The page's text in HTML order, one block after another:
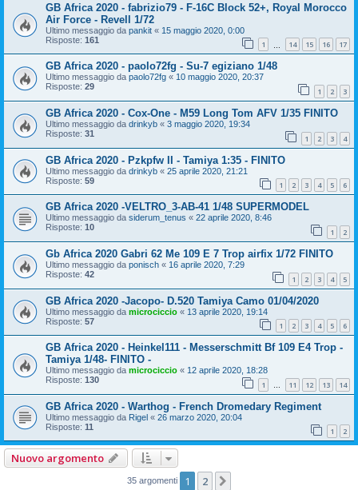
GB Africa 2020 - fabrizio79 - F-16C Block 52+, Royal Morocco
Air Force - Revell 1/72
Ultimo messaggio da pankit « 15 maggio 2020, 0:00
Risposte: 161 1 14 15 16 17
GB Africa 2020 - paolo72fg - Su-7 egiziano 1/48
Ultimo messaggio da paolo72fg « 10 maggio 2020, 20:37
Risposte: 29 1 2 3
GB Africa 2020 - Cox-One - M59 Long Tom AFV 1/35 FINITO
Ultimo messaggio da drinkyb « 3 maggio 2020, 19:34
Risposte: 31 1 2 3 4
GB Africa 2020 - Pzkpfw II - Tamiya 1:35 - FINITO
Ultimo messaggio da drinkyb « 25 aprile 2020, 21:21
Risposte: 59 1 2 3 4 5 6
GB Africa 2020 -VELTRO_3-AB-41 1/48 SUPERMODEL
Ultimo messaggio da siderum_tenus « 22 aprile 2020, 8:46
Risposte: 10 1 2
Gb Africa 2020 Gabri 62 Me 109 E 7 Trop airfix 1/72 FINITO
Ultimo messaggio da ponisch « 16 aprile 2020, 7:29
Risposte: 42 1 2 3 4 5
GB Africa 2020 -Jacopo- D.520 Tamiya Camo 01/04/2020
Ultimo messaggio da microciccio « 13 aprile 2020, 19:14
Risposte: 57 1 2 3 4 5 6
GB Africa 2020 - Heinkel111 - Messerschmitt Bf 109 E4 Trop -
Tamiya 1/48- FINITO -
Ultimo messaggio da microciccio « 12 aprile 2020, 18:28
Risposte: 130 1 … 11 12 13 14
GB Africa 2020 - Warthog - French Dromedary Regiment
Ultimo messaggio da Rigel « 26 marzo 2020, 20:04
Risposte: 11 1 2
Nuovo argomento
35 argomenti 1 2